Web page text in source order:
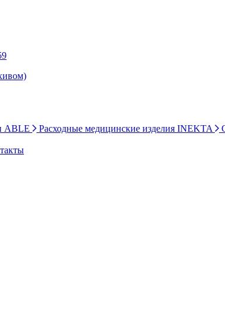
ABLE Расходные медицинские изделия INEKTA